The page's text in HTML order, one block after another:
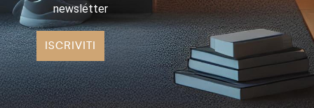
newsletter
ISCRIVITI